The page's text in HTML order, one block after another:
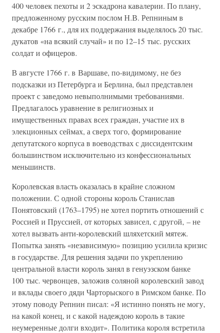
400 человек пехоты и 2 эскадрона кавалерии. По плану,
предложенному русским послом Н.В. Репниным в
декабре 1766 г., для их поддержания выделялось 20 тыс.
дукатов «на всякий случай» и по 12–15 тыс. русских
солдат и офицеров.
В августе 1766 г. в Варшаве, по-видимому, не без
подсказки из Петербурга и Берлина, был представлен
проект с заведомо невыполнимыми требованиями.
Предлагалось уравнение в религиозных и
имущественных правах всех граждан, участие их в
элекционных сеймах, а сверх того, формирование
депутатского корпуса в воеводствах с диссидентским
большинством исключительно из конфессиональных
меньшинств.
Королевская власть оказалась в крайне сложном
положении. С одной стороны король Станислав
Понятовский (1763–1795) не хотел портить отношений с
Россией и Пруссией, от которых зависел, с другой, – не
хотел вызвать анти-королевский шляхетский мятеж.
Попытка занять «независимую» позицию усилила кризис
в государстве. Для решения задачи по укреплению
центральной власти король занял в генуэзском банке
100 тыс. червонцев, заложив соляной королевский завод
и вклады своего дяди Чарторыского в Римском банке. По
этому поводу Репнин писал: «Я истинно понять не могу,
на какой конец, и с какой надеждою король в такие
неумеренные долги входит». Политика короля встретила